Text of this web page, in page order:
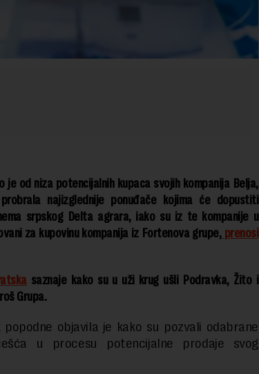
je od niza potencijalnih kupaca svojih kompanija Belja,
najizglednije ponuđače kojima će dopustiti
srpskog Delta agrara, iako su iz te kompanije u
za kupovinu kompanija iz Fortenova grupe,prenosi
saznaje kako su u uži krug ušli Podravka, Žito i
Grupa.
objavila je kako su pozvali odabrane
u procesu potencijalne prodaje svog